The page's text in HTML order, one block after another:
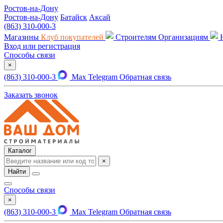
Ростов-на-Дону
Ростов-на-Дону Батайск Аксай
(863) 310-000-3
Магазины Клуб покупателей Строителям Организациям
Вход или регистрация
Способы связи
×
(863) 310-000-3 Max Telegram Обратная связь
Заказать звонок
Каталог
×
Найти
Способы связи
×
(863) 310-000-3 Max Telegram Обратная связь